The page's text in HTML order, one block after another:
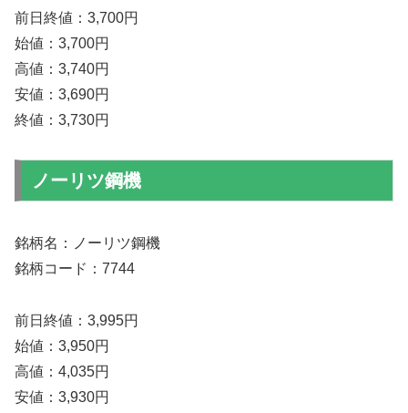
前日終値：3,700円
始値：3,700円
高値：3,740円
安値：3,690円
終値：3,730円
ノーリツ鋼機
銘柄名：ノーリツ鋼機
銘柄コード：7744
前日終値：3,995円
始値：3,950円
高値：4,035円
安値：3,930円